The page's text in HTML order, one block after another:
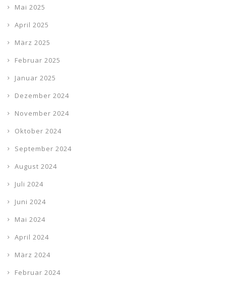
Mai 2025
April 2025
März 2025
Februar 2025
Januar 2025
Dezember 2024
November 2024
Oktober 2024
September 2024
August 2024
Juli 2024
Juni 2024
Mai 2024
April 2024
März 2024
Februar 2024